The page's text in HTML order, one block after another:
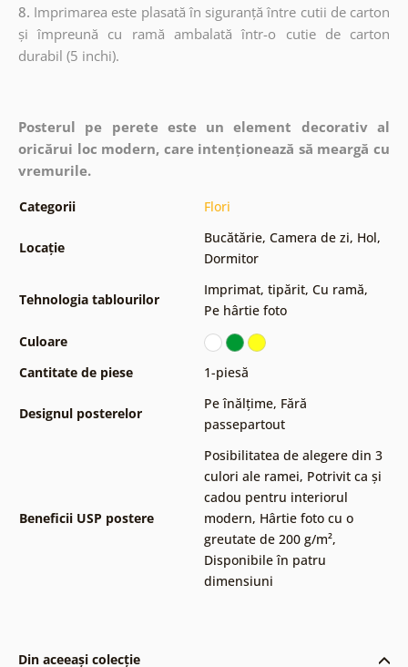
8. Imprimarea este plasată în siguranță între cutii de carton
și împreună cu ramă ambalată într-o cutie de carton
durabil (5 inchi).
Posterul pe perete este un element decorativ al
oricărui loc modern, care intenționează să meargă cu
vremurile.
Categorii Flori
Locație
Bucătărie, Camera de zi, Hol,
Dormitor
Tehnologia tablourilor
Imprimat, tipărit, Cu ramă,
Pe hârtie foto
Culoare
Cantitate de piese
1-piesă
Designul posterelor
Pe înălțime, Fără
passepartout
Beneficii USP postere
Posibilitatea de alegere din 3
culori ale ramei, Potrivit ca și
cadou pentru interiorul
modern, Hârtie foto cu o
greutate de 200 g/m²,
Disponibile în patru
dimensiuni
Din aceeași colecție